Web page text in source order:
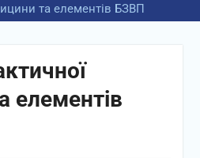
та елементів БЗВП
елементів